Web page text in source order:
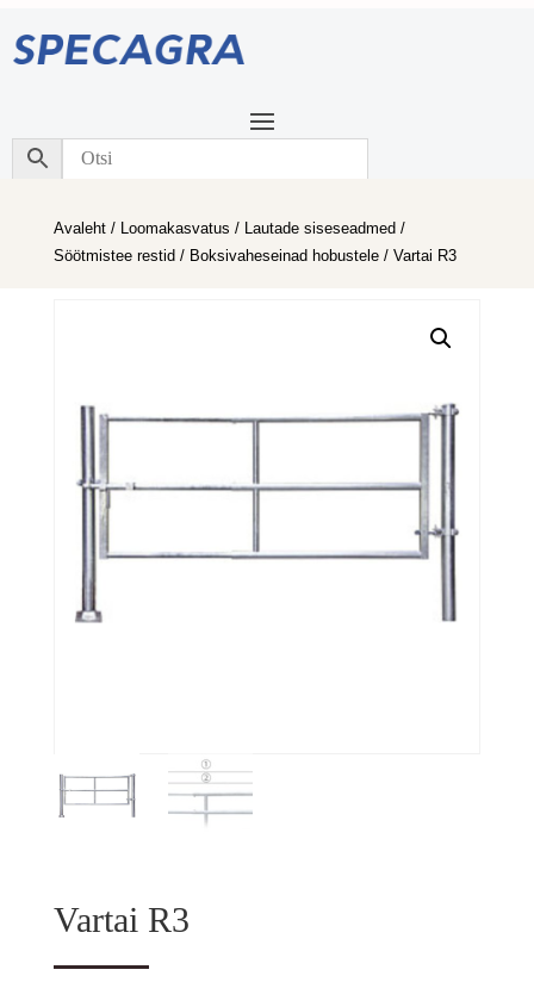
Avaleht/ Loomakasvatus / Lautade siseseadmed /
Söötmistee restid / Boksivaheseinad hobustele/ Vartai R3
Vartai R3